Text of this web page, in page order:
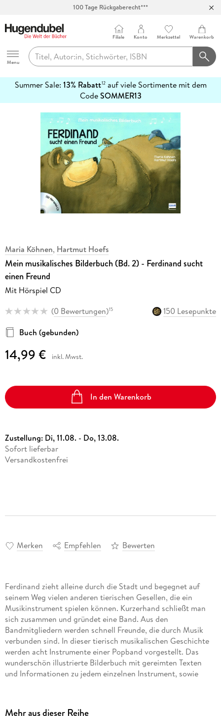
Abholung in über 100 Filialen
Hugendubel
Menu
Filiale Konto Merkzettel Warenkorb
Summer Sale: 13% Rabatt12auf viele Sortimente mit dem
CodeSOMMER13
erfahren
Maria Köhnen, Hartmut Hoefs
Mein musikalisches Bilderbuch (Bd. 2) - Ferdinand sucht
einen Freund
Mit Hörspiel CD
(0 Bewertungen)15
150 Lesepunkte
Buch (gebunden)
14,99 € inkl. Mwst.
In den Warenkorb
Zustellung: Di, 11.08. - Do, 13.08.
Sofort lieferbar
Versandkostenfrei
Merken Empfehlen Bewerten
Ferdinand zieht alleine durch die Stadt und begegnet auf
seinem Weg vielen anderen tierischen Gesellen, die ein
Musikinstrument spielen können. Kurzerhand schließt man
sich zusammen und gründet eine Band. Aus den
Bandmitgliedern werden schnell Freunde, die durch Musik
verbunden sind. In dieser tierisch musikalischen Geschichte
werden acht Instrumente einer Popband vorgestellt. Das
wunderschön illustrierte Bilderbuch mit gereimten Texten
und Informationen zu jedem einzelnen Instrument, sowie
Mehr aus dieser Reihe